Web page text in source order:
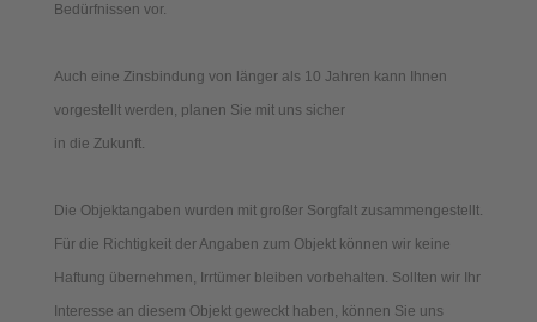
Bedürfnissen vor.
Auch eine Zinsbindung von länger als 10 Jahren kann Ihnen
vorgestellt werden, planen Sie mit uns sicher
in die Zukunft.
Die Objektangaben wurden mit großer Sorgfalt zusammengestellt.
Für die Richtigkeit der Angaben zum Objekt können wir keine
Haftung übernehmen, Irrtümer bleiben vorbehalten. Sollten wir Ihr
Interesse an diesem Objekt geweckt haben, können Sie uns